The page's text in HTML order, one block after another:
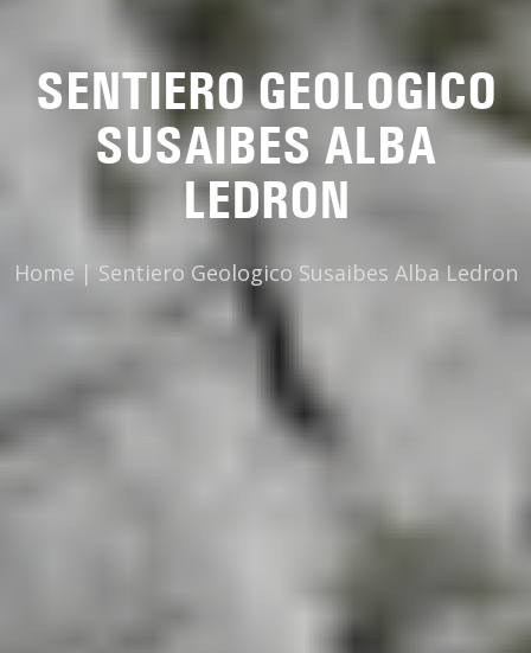
SENTIERO GEOLOGICO
SUSAIBES ALBA
LEDRON
Home | Sentiero Geologico Susaibes Alba Ledron